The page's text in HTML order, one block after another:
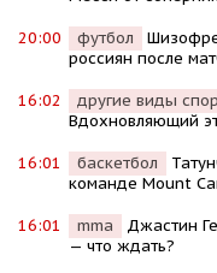
20:00 футбол
россиян после
16:02 другие виды
Вдохновляющий
16:01 баскетбол
команде Mount
16:01 mma
Джастин
— что ждать?